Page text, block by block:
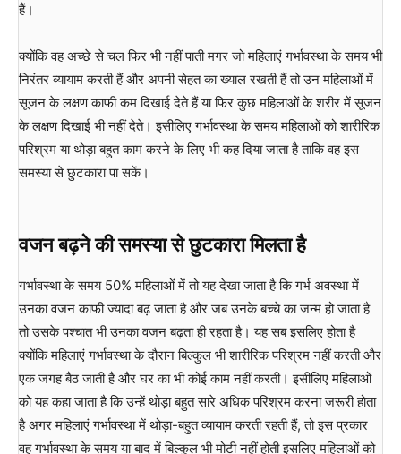
हैं।
क्योंकि वह अच्छे से चल फिर भी नहीं पाती मगर जो महिलाएं गर्भावस्था के समय भी
निरंतर व्यायाम करती हैं और अपनी सेहत का ख्याल रखती हैं तो उन महिलाओं में
सूजन के लक्षण काफी कम दिखाई देते हैं या फिर कुछ महिलाओं के शरीर में सूजन
के लक्षण दिखाई भी नहीं देते। इसीलिए गर्भावस्था के समय महिलाओं को शारीरिक
परिश्रम या थोड़ा बहुत काम करने के लिए भी कह दिया जाता है ताकि वह इस
समस्या से छुटकारा पा सकें।
वजन बढ़ने की समस्या से छुटकारा मिलता है
गर्भावस्था के समय 50% महिलाओं में तो यह देखा जाता है कि गर्भ अवस्था में
उनका वजन काफी ज्यादा बढ़ जाता है और जब उनके बच्चे का जन्म हो जाता है
तो उसके पश्चात भी उनका वजन बढ़ता ही रहता है। यह सब इसलिए होता है
क्योंकि महिलाएं गर्भावस्था के दौरान बिल्कुल भी शारीरिक परिश्रम नहीं करती और
एक जगह बैठ जाती है और घर का भी कोई काम नहीं करती। इसीलिए महिलाओं
को यह कहा जाता है कि उन्हें थोड़ा बहुत सारे अधिक परिश्रम करना जरूरी होता
है अगर महिलाएं गर्भावस्था में थोड़ा-बहुत व्यायाम करती रहती हैं, तो इस प्रकार
वह गर्भावस्था के समय या बाद में बिल्कुल भी मोटी नहीं होती इसलिए महिलाओं को